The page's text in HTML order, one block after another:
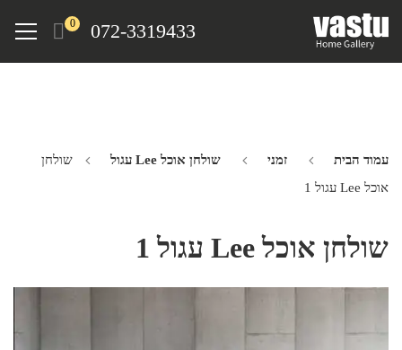
072-3319433
0
Menu
עמוד הבית זמני שולחן אוכל Lee עגול
שולחן
אוכל Lee עגול 1
שולחן אוכל Lee עגול 1